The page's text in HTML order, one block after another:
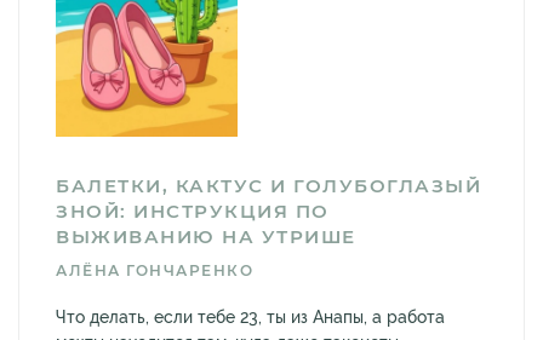
БАЛЕТКИ, КАКТУС И ГОЛУБОГЛАЗЫЙ
ЗНОЙ: ИНСТРУКЦИЯ ПО
ВЫЖИВАНИЮ НА УТРИШЕ
АЛЁНА ГОНЧАРЕНКО
Что делать, если тебе 23, ты из Анапы, а работа